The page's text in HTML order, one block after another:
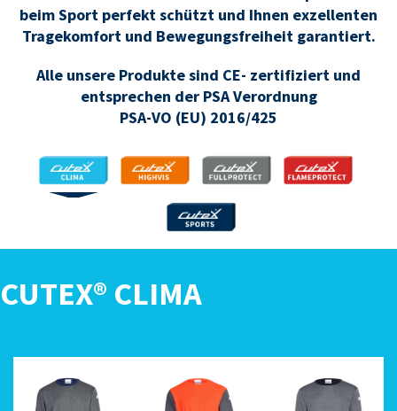
beim Sport perfekt schützt und Ihnen exzellenten
Tragekomfort und Bewegungsfreiheit garantiert.
Alle unsere Produkte sind CE- zertifiziert und
entsprechen der PSA Verordnung
PSA-VO (EU) 2016/425
CLIMA HIGHVIS FULLPROTECT FLAMEPROTECT
SPORTS
CUTEX® CLIMA